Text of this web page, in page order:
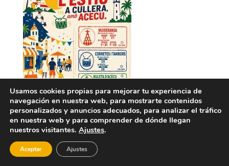
Usamos cookies propias para mejorar tu experiencia de
navegación en nuestra web, para mostrarte contenidos
personalizados y anuncios adecuados, para analizar el tráfico
en nuestra web y para comprender de dónde llegan
nuestros visitantes. Ajustes.
Aceptar Ajustes